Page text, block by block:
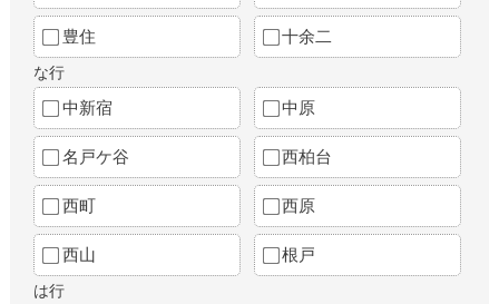
豊住 十余二
な行
中新宿 中原
名戸ケ谷 西柏台
西町 西原
西山 根戸
は行